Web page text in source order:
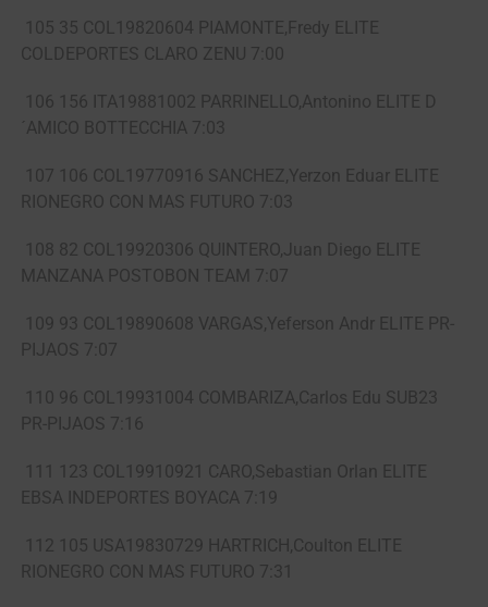
105 35 COL19820604 PIAMONTE,Fredy ELITE
COLDEPORTES CLARO ZENU 7:00
106 156 ITA19881002 PARRINELLO,Antonino ELITE D
´AMICO BOTTECCHIA 7:03
107 106 COL19770916 SANCHEZ,Yerzon Eduar ELITE
RIONEGRO CON MAS FUTURO 7:03
108 82 COL19920306 QUINTERO,Juan Diego ELITE
MANZANA POSTOBON TEAM 7:07
109 93 COL19890608 VARGAS,Yeferson Andr ELITE PR-
PIJAOS 7:07
110 96 COL19931004 COMBARIZA,Carlos Edu SUB23
PR-PIJAOS 7:16
111 123 COL19910921 CARO,Sebastian Orlan ELITE
EBSA INDEPORTES BOYACA 7:19
112 105 USA19830729 HARTRICH,Coulton ELITE
RIONEGRO CON MAS FUTURO 7:31